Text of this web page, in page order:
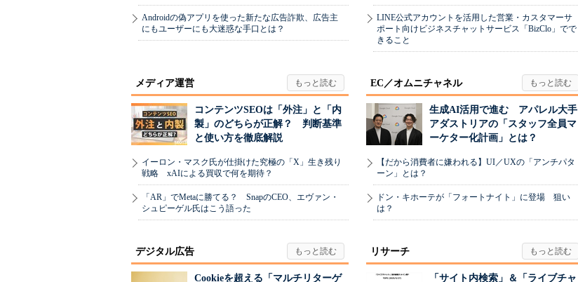
Androidの偽アプリを使った新たな広告詐欺、広告主
にもユーザーにも大迷惑な手口とは？
LINE公式アカウントを活用した営業・カスタマーサ
ポート向けビジネスチャットサービス「BizClo」でで
きること
メディア運営
コンテンツSEOは「外注」と「内
製」のどちらが正解？ 判断基準
と使い方を徹底解説
イーロン・マスク氏が仕掛けた究極の「X」生き残り
戦略 xAIによる買収で何を期待？
「AR」でMetaに勝てる？ SnapのCEO、エヴァン・
シュピーゲル氏はこう語った
EC／オムニチャネル
生成AI活用で進む アパレル大手
アダストリアの「スタッフ全員マ
ーケター化計画」とは？
【だから消費者に嫌われる】UI／UXの「アンチパタ
ーン」とは？
ドン・キホーテが「フォートナイト」に登場 狙い
は？
デジタル広告
Cookieを超える「マルチリターゲ
リサーチ
「サイト内検索」＆「ライブチャ